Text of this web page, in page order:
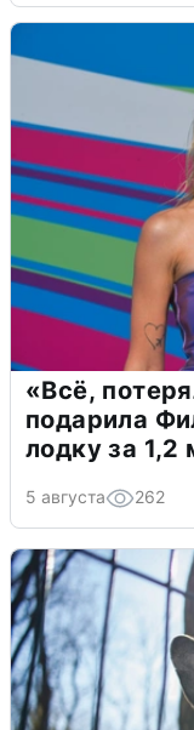
«Всё,
подарила
лодку за 1,2
5 августа 262